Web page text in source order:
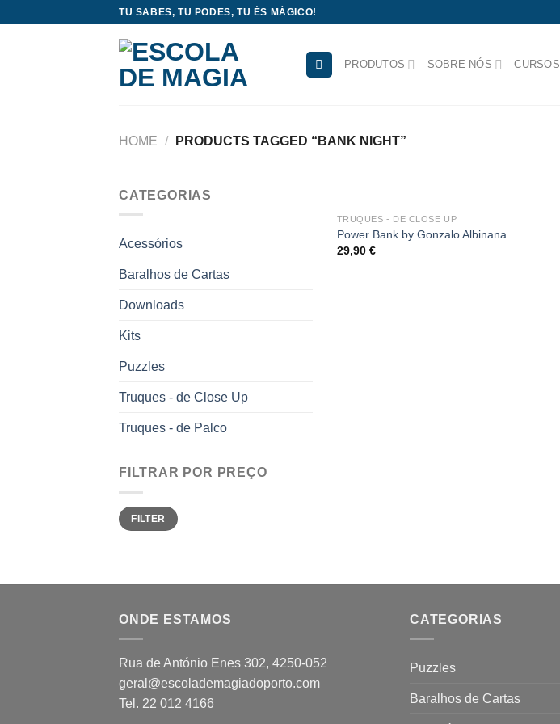
TU SABES, TU PODES, TU ÉS MÁGICO!
PRODUTOS SOBRE NÓS CURSOS
HOME / PRODUCTS TAGGED “BANK NIGHT”
CATEGORIAS
Acessórios
Baralhos de Cartas
Downloads
Kits
Puzzles
Truques - de Close Up
Truques - de Palco
FILTRAR POR PREÇO
Min
price
Max
priceFILTER
to
OUT OF STOCK
TRUQUES - DE CLOSE UP
Power Bank by Gonzalo Albinana
29,90 €
ONDE ESTAMOS
Rua de António Enes 302, 4250-052
geral@escolademagiadoporto.com
Tel. 22 012 4166
CATEGORIAS
Puzzles
Baralhos de Cartas